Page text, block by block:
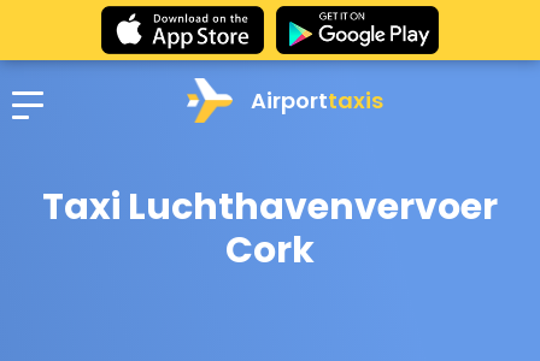
Airporttaxis
Taxi Luchthavenvervoer
Cork